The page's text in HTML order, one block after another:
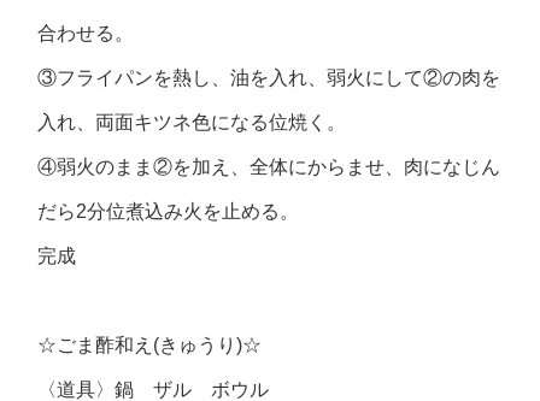
合わせる。
③フライパンを熱し、油を入れ、弱火にして②の肉を
入れ、両面キツネ色になる位焼く。
④弱火のまま②を加え、全体にからませ、肉になじん
だら2分位煮込み火を止める。
完成
☆ごま酢和え(きゅうり)☆
〈道具〉鍋 ザル ボウル